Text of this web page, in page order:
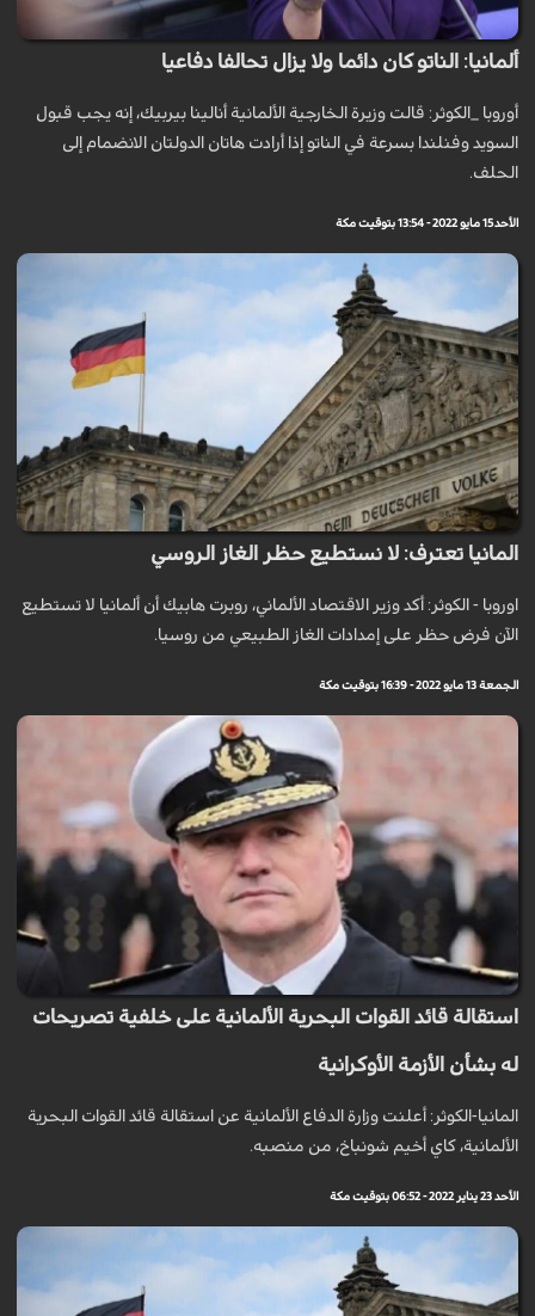
ألمانيا: الناتو كان دائما ولا يزال تحالفا دفاعيا
أوروبا _الكوثر: قالت وزيرة الخارجية الألمانية أنالينا بيربيك، إنه يجب قبول
السويد وفنلندا بسرعة في الناتو إذا أرادت هاتان الدولتان الانضمام إلى
الحلف.
الأحد 15 مايو 2022 - 13:54 بتوقيت مكة
المانيا تعترف: لا نستطيع حظر الغاز الروسي
اوروبا - الكوثر: أكد وزير الاقتصاد الألماني، روبرت هابيك أن ألمانيا لا تستطيع
الآن فرض حظر على إمدادات الغاز الطبيعي من روسيا.
الجمعة 13 مايو 2022 - 16:39 بتوقيت مكة
استقالة قائد القوات البحرية الألمانية على خلفية تصريحات
له بشأن الأزمة الأوكرانية
المانيا-الكوثر: أعلنت وزارة الدفاع الألمانية عن استقالة قائد القوات البحرية
الألمانية، كاي أخيم شونباخ، من منصبه.
الأحد 23 يناير 2022 - 06:52 بتوقيت مكة